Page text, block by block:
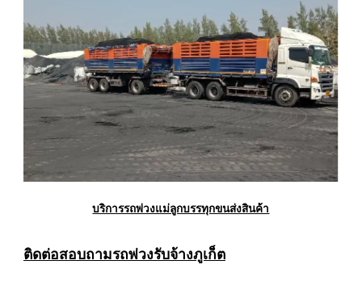
บริการรถพ่วงแม่ลูกบรรทุกขนส่งสินค้า
ติดต่อสอบถามรถพ่วงรับจ้างภูเก็ต